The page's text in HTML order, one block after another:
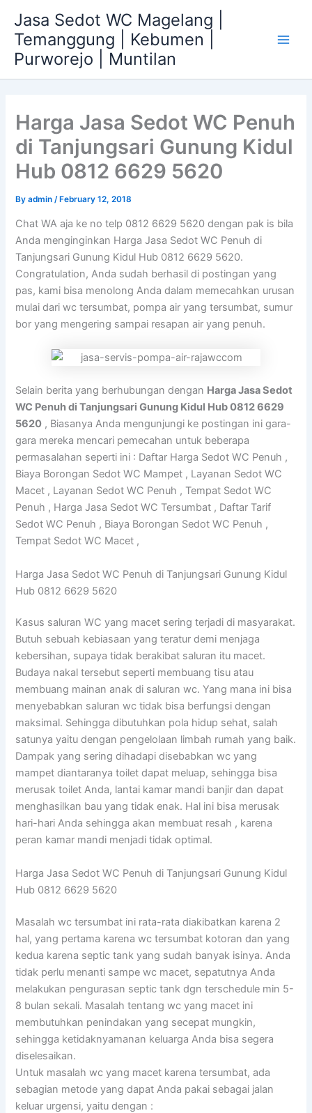
content
Jasa Sedot WC Magelang |
Temanggung | Kebumen |
Purworejo | Muntilan
Harga Jasa Sedot WC Penuh
di Tanjungsari Gunung Kidul
Hub 0812 6629 5620
Byadmin/ February 12, 2018
Chat WA aja ke no telp 0812 6629 5620 dengan pak is bila
Anda menginginkan Harga Jasa Sedot WC Penuh di
Tanjungsari Gunung Kidul Hub 0812 6629 5620.
Congratulation, Anda sudah berhasil di postingan yang
pas, kami bisa menolong Anda dalam memecahkan urusan
mulai dari wc tersumbat, pompa air yang tersumbat, sumur
bor yang mengering sampai resapan air yang penuh.
Selain berita yang berhubungan dengan Harga Jasa Sedot
WC Penuh di Tanjungsari Gunung Kidul Hub 0812 6629
5620 , Biasanya Anda mengunjungi ke postingan ini gara-
gara mereka mencari pemecahan untuk beberapa
permasalahan seperti ini : Daftar Harga Sedot WC Penuh ,
Biaya Borongan Sedot WC Mampet , Layanan Sedot WC
Macet , Layanan Sedot WC Penuh , Tempat Sedot WC
Penuh , Harga Jasa Sedot WC Tersumbat , Daftar Tarif
Sedot WC Penuh , Biaya Borongan Sedot WC Penuh ,
Tempat Sedot WC Macet ,
Harga Jasa Sedot WC Penuh di Tanjungsari Gunung Kidul
Hub 0812 6629 5620
Kasus saluran WC yang macet sering terjadi di masyarakat.
Butuh sebuah kebiasaan yang teratur demi menjaga
kebersihan, supaya tidak berakibat saluran itu macet.
Budaya nakal tersebut seperti membuang tisu atau
membuang mainan anak di saluran wc. Yang mana ini bisa
menyebabkan saluran wc tidak bisa berfungsi dengan
maksimal. Sehingga dibutuhkan pola hidup sehat, salah
satunya yaitu dengan pengelolaan limbah rumah yang baik.
Dampak yang sering dihadapi disebabkan wc yang
mampet diantaranya toilet dapat meluap, sehingga bisa
merusak toilet Anda, lantai kamar mandi banjir dan dapat
menghasilkan bau yang tidak enak. Hal ini bisa merusak
hari-hari Anda sehingga akan membuat resah , karena
peran kamar mandi menjadi tidak optimal.
Harga Jasa Sedot WC Penuh di Tanjungsari Gunung Kidul
Hub 0812 6629 5620
Masalah wc tersumbat ini rata-rata diakibatkan karena 2
hal, yang pertama karena wc tersumbat kotoran dan yang
kedua karena septic tank yang sudah banyak isinya. Anda
tidak perlu menanti sampe wc macet, sepatutnya Anda
melakukan pengurasan septic tank dgn terschedule min 5-
8 bulan sekali. Masalah tentang wc yang macet ini
membutuhkan penindakan yang secepat mungkin,
sehingga ketidaknyamanan keluarga Anda bisa segera
diselesaikan.
Untuk masalah wc yang macet karena tersumbat, ada
sebagian metode yang dapat Anda pakai sebagai jalan
keluar urgensi, yaitu dengan :